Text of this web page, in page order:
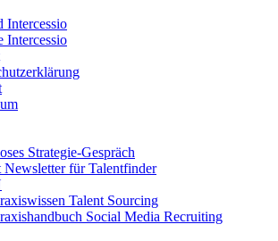
Intercessio
Intercessio
Strategie-Gespräch
Newsletter für Talentfinder
Talent Sourcing
Social Media Recruiting